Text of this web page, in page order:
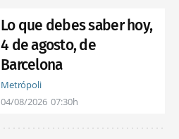
Lo que debes saber hoy,
4 de agosto, de
Barcelona
Metrópoli
04/08/2026 07:30h